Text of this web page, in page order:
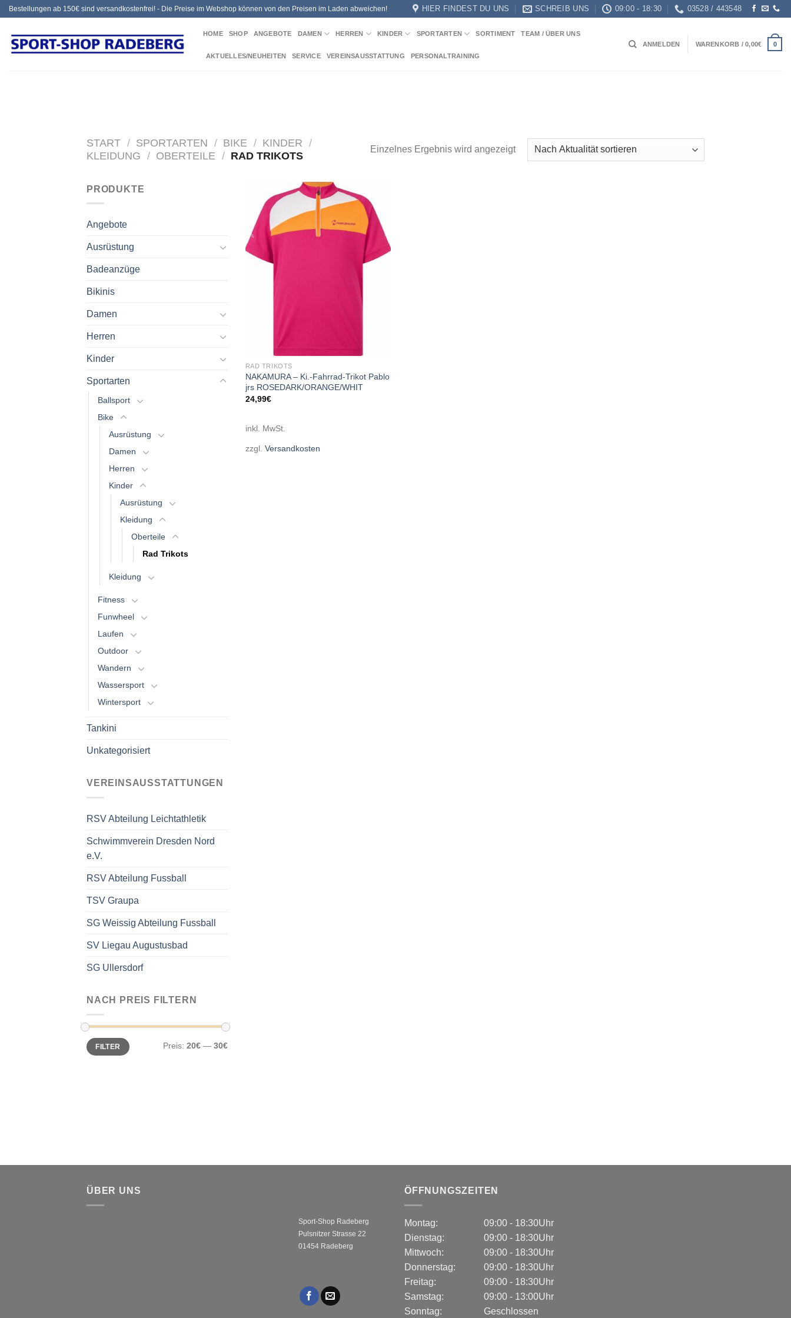
Zum
springen
Bestellungen ab 150€ sind versandkostenfrei! - Die Preise im Webshop können von den Preisen im Laden abweichen! HIER FINDEST DU UNS SCHREIB UNS 09:00 - 18:30 03528 / 443548
HOME SHOP ANGEBOTE DAMEN HERREN KINDER SPORTARTEN SORTIMENT TEAM / ÜBER UNS
AKTUELLES/NEUHEITEN SERVICE VEREINSAUSSTATTUNG PERSONALTRAINING
ANMELDEN WARENKORB /0,00€ 0
START / SPORTARTEN / BIKE / KINDER /
KLEIDUNG / OBERTEILE / RAD TRIKOTS
Einzelnes Ergebnis wird angezeigt
PRODUKTE
Angebote
Ausrüstung
Badeanzüge
Bikinis
Damen
Herren
Kinder
Sportarten
Ballsport
Bike
Ausrüstung
Damen
Herren
Kinder
Ausrüstung
Kleidung
Oberteile
Rad Trikots
Kleidung
Fitness
Funwheel
Laufen
Outdoor
Wandern
Wassersport
Wintersport
Tankini
Unkategorisiert
VEREINSAUSSTATTUNGEN
RSV Abteilung Leichtathletik
Schwimmverein Dresden Nord
e.V.
RSV Abteilung Fussball
TSV Graupa
SG Weissig Abteilung Fussball
SV Liegau Augustusbad
SG Ullersdorf
NACH PREIS FILTERN
Min.
Preis
Max.
PreisFILTER Preis: 20€ — 30€
Add to
wishlist
RAD TRIKOTS
NAKAMURA – Ki.-Fahrrad-Trikot Pablo
jrs ROSEDARK/ORANGE/WHIT
24,99€
inkl. MwSt.
zzgl. Versandkosten
ÜBER UNS
Sport-Shop Radeberg
Pulsnitzer Strasse 22
01454 Radeberg
ÖFFNUNGSZEITEN
Montag:
Dienstag:
Mittwoch:
Donnerstag:
Freitag:
Samstag:
Sonntag:
09:00 - 18:30Uhr
09:00 - 18:30Uhr
09:00 - 18:30Uhr
09:00 - 18:30Uhr
09:00 - 18:30Uhr
09:00 - 13:00Uhr
Geschlossen